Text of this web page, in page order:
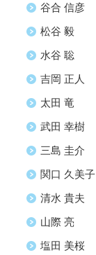
谷合 信彦
松谷 毅
水谷 聡
吉岡 正人
太田 竜
武田 幸樹
三島 圭介
関口 久美子
清水 貴夫
山際 亮
塩田 美桜